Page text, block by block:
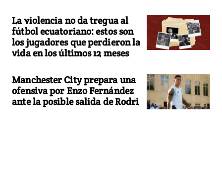
La violencia no da tregua al
fútbol ecuatoriano: estos son
los jugadores que perdieron la
vida en los últimos 12 meses
Manchester City prepara una
ofensiva por Enzo Fernández
ante la posible salida de Rodri